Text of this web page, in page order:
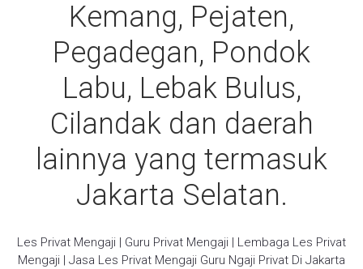
Kemang, Pejaten,
Pegadegan, Pondok
Labu, Lebak Bulus,
Cilandak dan daerah
lainnya yang termasuk
Jakarta Selatan.
Les Privat Mengaji | Guru Privat Mengaji | Lembaga Les Privat
Mengaji | Jasa Les Privat Mengaji Guru Ngaji Privat Di Jakarta